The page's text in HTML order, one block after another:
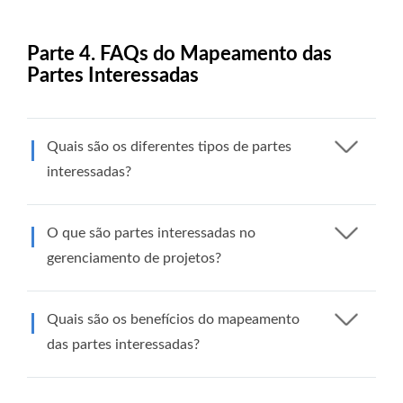
Parte 4. FAQs do Mapeamento das
Partes Interessadas
Quais são os diferentes tipos de partes
interessadas?
O que são partes interessadas no
gerenciamento de projetos?
Quais são os benefícios do mapeamento
das partes interessadas?